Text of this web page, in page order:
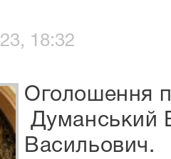
18:32
Оголошення
Думанський
Васильович.